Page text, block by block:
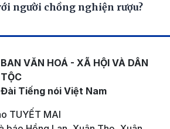
người chồng nghiện rượu?
BAN VĂN HOÁ - XÃ HỘI VÀ DÂN
TỘC
Đài Tiếng nói Việt Nam
TUYẾT MAI